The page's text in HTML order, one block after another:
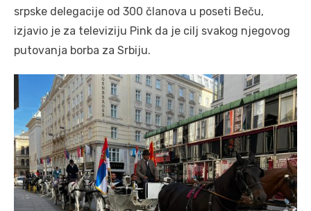
srpske delegacije od 300 članova u poseti Beču,
izjavio je za televiziju Pink da je cilj svakog njegovog
putovanja borba za Srbiju.